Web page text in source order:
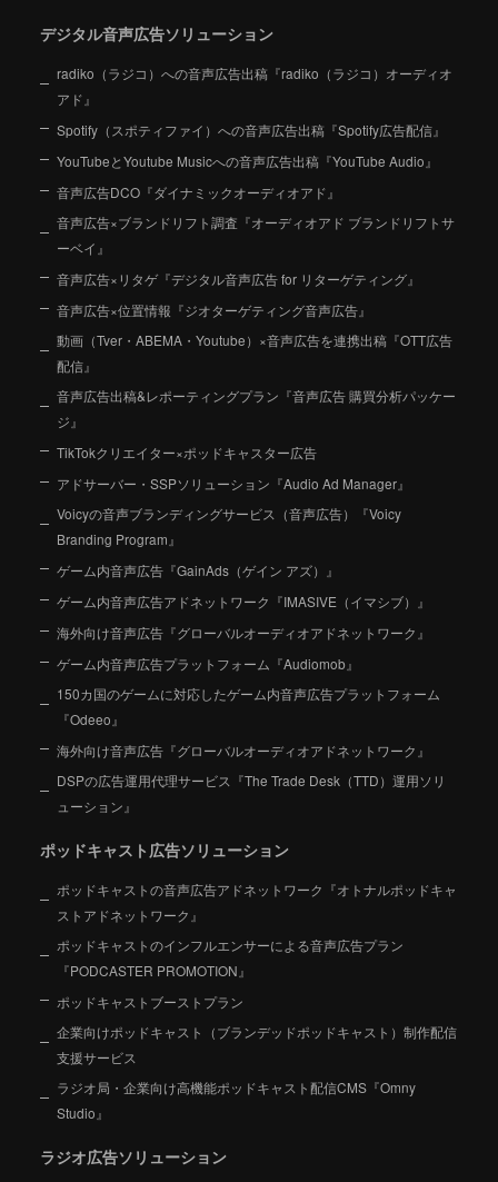
デジタル音声広告ソリューション
radiko（ラジコ）への音声広告出稿『radiko（ラジコ）オーディオ
アド』
Spotify（スポティファイ）への音声広告出稿『Spotify広告配信』
YouTubeとYoutube Musicへの音声広告出稿『YouTube Audio』
音声広告DCO『ダイナミックオーディオアド』
音声広告×ブランドリフト調査『オーディオアド ブランドリフトサ
ーベイ』
音声広告×リタゲ『デジタル音声広告 for リターゲティング』
音声広告×位置情報『ジオターゲティング音声広告』
動画（Tver・ABEMA・Youtube）×音声広告を連携出稿『OTT広告
配信』
音声広告出稿&レポーティングプラン『音声広告 購買分析パッケー
ジ』
TikTokクリエイター×ポッドキャスター広告
アドサーバー・SSPソリューション『Audio Ad Manager』
Voicyの音声ブランディングサービス（音声広告）『Voicy
Branding Program』
ゲーム内音声広告『GainAds（ゲイン アズ）』
ゲーム内音声広告アドネットワーク『IMASIVE（イマシブ）』
海外向け音声広告『グローバルオーディオアドネットワーク』
ゲーム内音声広告プラットフォーム『Audiomob』
150カ国のゲームに対応したゲーム内音声広告プラットフォーム
『Odeeo』
海外向け音声広告『グローバルオーディオアドネットワーク』
DSPの広告運用代理サービス『The Trade Desk（TTD）運用ソリ
ューション』
ポッドキャスト広告ソリューション
ポッドキャストの音声広告アドネットワーク『オトナルポッドキャ
ストアドネットワーク』
ポッドキャストのインフルエンサーによる音声広告プラン
『PODCASTER PROMOTION』
ポッドキャストブーストプラン
企業向けポッドキャスト（ブランデッドポッドキャスト）制作配信
支援サービス
ラジオ局・企業向け高機能ポッドキャスト配信CMS『Omny
Studio』
ラジオ広告ソリューション